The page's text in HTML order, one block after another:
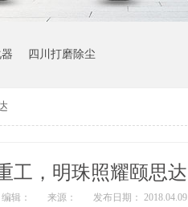
四川打磨除尘
工，明珠照耀颐思达
编辑： 来源： 发布日期： 2018.04.09